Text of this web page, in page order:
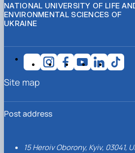
NATIONAL UNIVERSITY OF LIFE
ENVIRONMENTAL SCIENCES OF
UKRAINE
Post address
15 Heroiv Oborony, Kyiv, 03041,
Site map